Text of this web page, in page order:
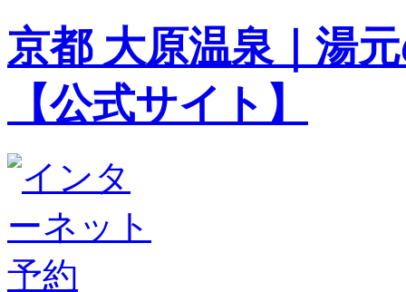
京都 大原温泉｜湯
【公式サイト】